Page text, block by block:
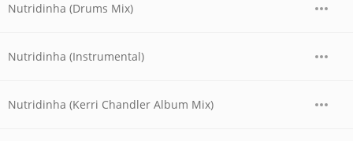
Nutridinha (Drums Mix)
Nutridinha (Instrumental)
Nutridinha (Kerri Chandler Album Mix)